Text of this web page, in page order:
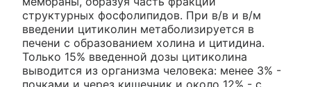
структурных фосфолипидов. При в/в и в/м
введении цитиколин метаболизируется в
печени с образованием холина и цитидина.
Только 15% введенной дозы цитиколина
выводится из организма человека: менее 3% -
почками и через кишечник и около 12% - с